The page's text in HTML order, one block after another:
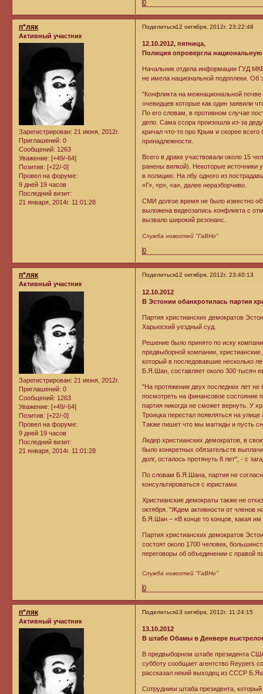
0
Поделиться12 октября, 2012г. 23:22:48
п*ляк
Активный участник
Зарегистрирован: 21 июня, 2012г.
Приглашений: 0
Сообщений: 1263
Уважение: [+49/-64]
Позитив: [+22/-0]
Провел на форуме:
9 дней 19 часов
Последний визит:
21 января, 2014г. 11:01:28
12.10.2012, пятница,
Полиция опровергла
Начальник отдела информации ГУД
не имела национальной подоплеки. Об
"Конфликта на межнациональной
очевидцев которые как один заявили
По его словам, в противном случае
дело. Сама ссора произошла из-за
кричал что-то про Крым и скорее
принадлежности.
Всего в драке участвовали около 15
ранены вилкой). Некоторые источники
в полицию. На лбу одного из
«Г», «р», «а», далее неразборчиво.
СМИ долгое время не было известно
выложена видеозапись конфликта с
вызвало широкий резонанс.
Служба новостей "ГаВНо"
0
Поделиться12 октября, 2012г. 23:40:13
п*ляк
Активный участник
Зарегистрирован: 21 июня, 2012г.
Приглашений: 0
Сообщений: 1263
Уважение: [+49/-64]
Позитив: [+22/-0]
Провел на форуме:
9 дней 19 часов
Последний визит:
21 января, 2014г. 11:01:28
12.10.2012
В Эстонии обанкротилась партия
Партия христианских демократов
Харьюский уездный суд.
Решение было принято по иску
предвыборной компании, христианские
который в последовавшие несколько
Б.Я.Шан, составляет около 300 тысяч
"На протяжении двух последних лет не
посмотреть на финансовое состояние
партия никогда не сможет вернуть. У
Троицка перестал появляться на
Также пишет что мы маггиды и пусть
Лидер христианских демократов, в
было конкретных обязательств
долг, осталось протянуть 8 лет", - с
По словам Б.Я.Шана, партия не
консультироваться с юристами.
Христианские демократы также не
октября. "Ждем активности от членов
Б.Я.Шан – «В конце то концов, какая
Партия христианских демократов
состоят около 1700 человек,
переговоры об объединении с правой
Служба новостей "ГаВНо"
0
Поделиться13 октября, 2012г. 11:24:15
п*ляк
Активный участник
13.10.2012
В штабе Обамы в Денвере
В предвыборном штабе президента
субботу сообщает агентство Reypers
рассказал некий выходец из СССР
Сотрудники штаба президента,